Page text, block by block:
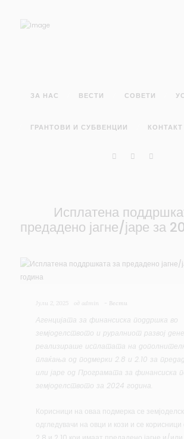
ЗА НАС ВЕСТИ СОВЕТИ
ГРАНТОВИ И СУБВЕНЦИИ КОНТАКТ
Исплатена
предадено јагне/јаре за
Јули 2, 2025 admin Вести
Агенцијата за финансиска поддршка во
земјоделството и руралниот развој
реализираше исплатата на
плаќања од подмерки 2.8 и 2.10 за
или јаре од Програмата за финансиска
земјоделството за 2024 година.
Корисници на оваа подмерка се
одгледувачи на овци и кози и се